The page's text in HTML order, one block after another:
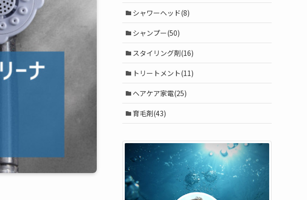
シャワーヘッド(8)
シャンプー(50)
スタイリング剤(16)
トリートメント(11)
ヘアケア家電(25)
育毛剤(43)